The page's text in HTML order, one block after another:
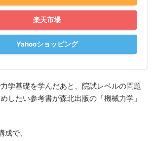
楽天市場
Yahooショッピング
力学基礎を学んだあと、院試レベルの問題
したい参考書が森北出版の「機械力学」
で、